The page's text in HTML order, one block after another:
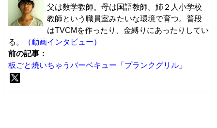
父は数学教師。母は国語教師。姉２人小学校
教師という職員室みたいな環境で育つ。普段
はTVCMを作ったり、金縛りにあったりしてい
る。
（動画インタビュー）
前の記事：
板ごと焼いちゃうバーベキュー「プランクグリル」